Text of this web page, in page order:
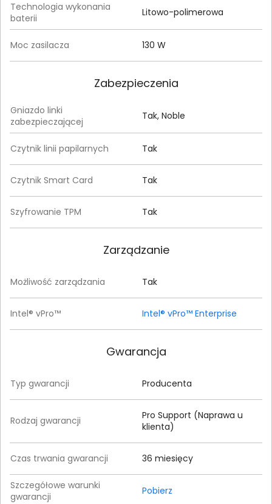
Technologia wykonania
baterii
Litowo-polimerowa
Moc zasilacza 130 W
Zabezpieczenia
Gniazdo linki
zabezpieczającej
Tak, Noble
Czytnik linii papilarnych Tak
Czytnik Smart Card Tak
Szyfrowanie TPM Tak
Zarządzanie
Możliwość zarządzania Tak
Intel® vPro™ Intel® vPro™ Enterprise
Gwarancja
Typ gwarancji Producenta
Rodzaj gwarancji
Pro Support (Naprawa u
klienta)
Czas trwania gwarancji 36 miesięcy
Szczegółowe warunki
gwarancji
Pobierz